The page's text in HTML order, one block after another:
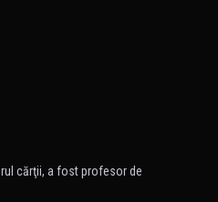
cărţii, a fost profesor de